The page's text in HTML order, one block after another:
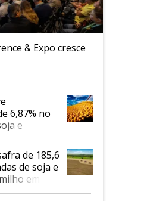
& Expo cresce
6,87% no
e
de 185,6
de soja e
em